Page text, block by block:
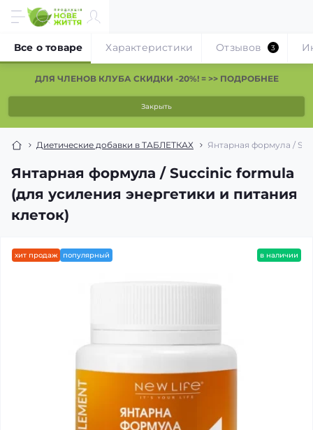
ДЛЯ ЧЛЕНОВ КЛУБА СКИДКИ -20%! = >> ПОДРОБНЕЕ
Закрыть
Диетические добавки в ТАБЛЕТКАХ Янтарная формула /
Янтарная формула / Succinic formula
(для усиления энергетики и питания
клеток)
Все о товаре Характеристики Отзывов 3
хит продаж популярный в наличии